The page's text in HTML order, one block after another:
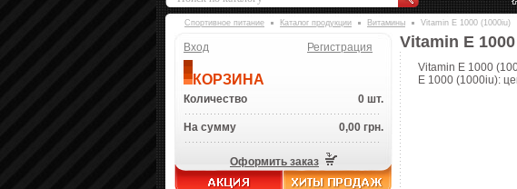
Спортивное питание Каталог продукции Витамины Vitamin E 1000 (1000iu)
Вход Регистрация
КОРЗИНА
Количество 0 шт.
На сумму 0,00 грн.
Оформить заказ
Vitamin E
Vitamin E 1000
E 1000 (1000iu):